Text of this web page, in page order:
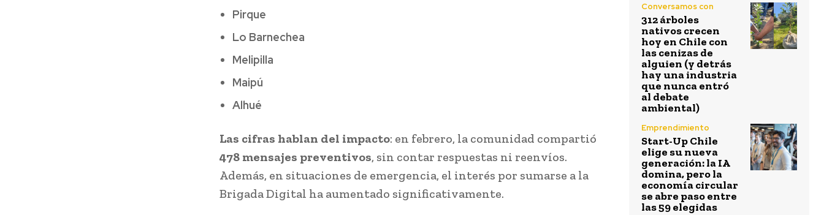
Pirque
Lo Barnechea
Melipilla
Maipú
Alhué
Las cifras hablan del impacto: en febrero, la comunidad compartió
478 mensajes preventivos, sin contar respuestas ni reenvíos.
Además, en situaciones de emergencia, el interés por sumarse a la
Brigada Digital ha aumentado significativamente.
Conversamos con
312 árboles
nativos crecen
hoy en Chile con
las cenizas de
alguien (y detrás
hay una industria
que nunca entró
al debate
ambiental)
Emprendimiento
Start-Up Chile
elige su nueva
generación: la IA
domina, pero la
economía circular
se abre paso entre
las 59 elegidas